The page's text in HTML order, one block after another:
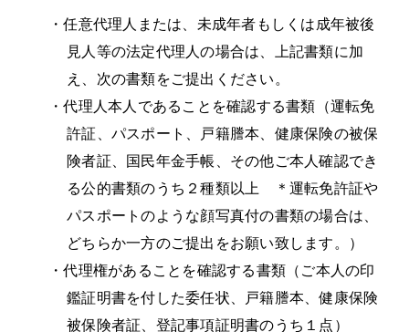
・任意代理人または、未成年者もしくは成年被後
見人等の法定代理人の場合は、上記書類に加
え、次の書類をご提出ください。
・代理人本人であることを確認する書類（運転免
許証、パスポート、戸籍謄本、健康保険の被保
険者証、国民年金手帳、その他ご本人確認でき
る公的書類のうち２種類以上 ＊運転免許証や
パスポートのような顔写真付の書類の場合は、
どちらか一方のご提出をお願い致します。）
・代理権があることを確認する書類（ご本人の印
鑑証明書を付した委任状、戸籍謄本、健康保険
被保険者証、登記事項証明書のうち１点）